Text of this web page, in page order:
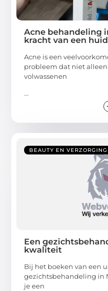
Acne behandeling
kracht van een
Acne is een
probleem dat niet
volwassenen
...
BEAUTY EN VERZORGING
Een
kwaliteit
Bij het boeken van een
gezichtsbehandeling in
je een